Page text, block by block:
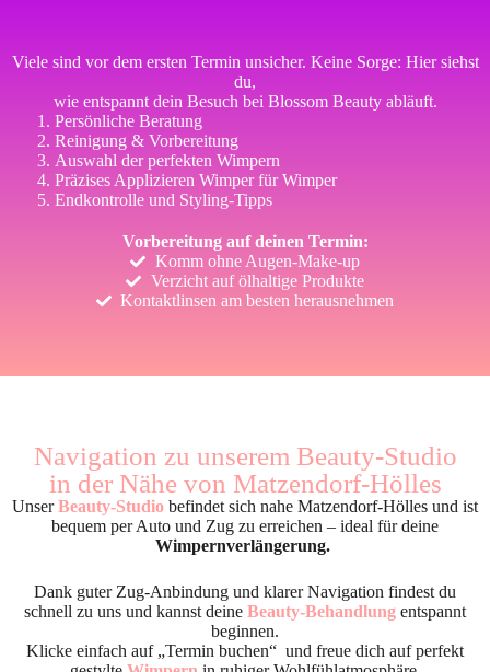
Viele sind vor dem ersten Termin unsicher. Keine Sorge: Hier siehst
du,
wie entspannt dein Besuch bei Blossom Beauty abläuft.
Persönliche Beratung
Reinigung & Vorbereitung
Auswahl der perfekten Wimpern
Präzises Applizieren Wimper für Wimper
Endkontrolle und Styling-Tipps
Vorbereitung auf deinen Termin:
Komm ohne Augen-Make-up
Verzicht auf ölhaltige Produkte
Kontaktlinsen am besten herausnehmen
Navigation zu unserem Beauty-Studio
in der Nähe von Matzendorf-Hölles
UnserBeauty-Studio befindet sich nahe Matzendorf-Hölles und ist
bequem per Auto und Zug zu erreichen – ideal für deine
Wimpernverlängerung.
Dank guter Zug-Anbindung und klarer Navigation findest du
schnell zu uns und kannst deine Beauty-Behandlung entspannt
beginnen.
Klicke einfach auf „Termin buchen“ und freue dich auf perfekt